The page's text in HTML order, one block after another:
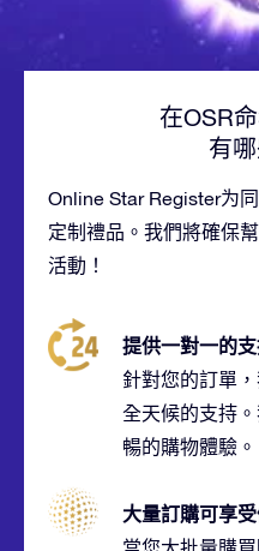
在OSR
有
Online Star Register为
定制禮品。我們將確保
活動！
提供一對一的
針對您的訂單
全天候的支持
暢的購物體驗。
大量訂購可享